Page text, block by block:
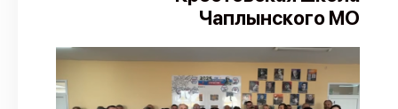
Новости
Карта событий
Трудовые конфликты
Чаплынского МО